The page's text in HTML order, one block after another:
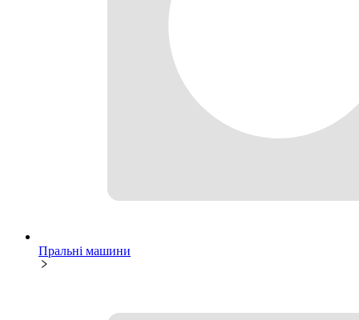
Пральні машини